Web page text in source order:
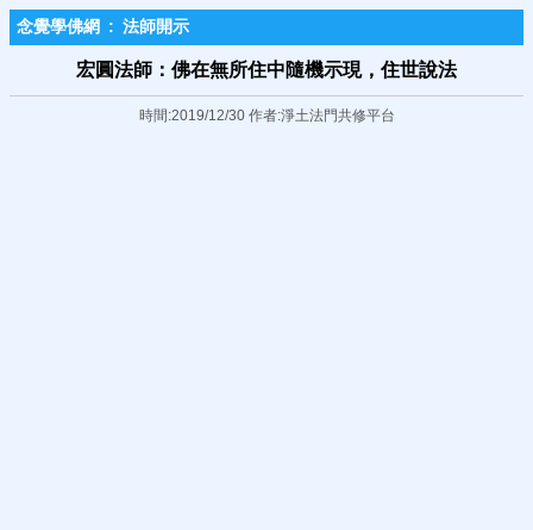
念覺學佛網 : 法師開示
宏圓法師：佛在無所住中隨機示現，住世說法
時間:2019/12/30 作者:淨土法門共修平台